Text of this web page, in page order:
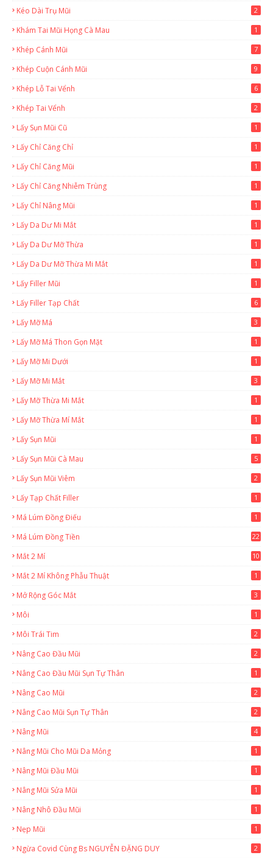
Kéo Dài Trụ Mũi 2
Khám Tai Mũi Họng Cà Mau 1
Khép Cánh Mũi 7
Khép Cuộn Cánh Mũi 9
Khép Lỗ Tai Vểnh 6
Khép Tai Vểnh 2
Lấy Sụn Mũi Cũ 1
Lấy Chỉ Căng Chỉ 1
Lấy Chỉ Căng Mũi 1
Lấy Chỉ Căng Nhiễm Trùng 1
Lấy Chỉ Nâng Mũi 1
Lấy Da Dư Mi Mắt 1
Lấy Da Dư Mỡ Thừa 1
Lấy Da Dư Mỡ Thừa Mi Mắt 1
Lấy Filler Mũi 1
Lấy Filler Tạp Chất 6
Lấy Mỡ Má 3
Lấy Mỡ Má Thon Gọn Mặt 1
Lấy Mỡ Mi Dưới 1
Lấy Mỡ Mi Mắt 3
Lấy Mỡ Thừa Mi Mắt 1
Lấy Mỡ Thừa Mí Mắt 1
Lấy Sụn Mũi 1
Lấy Sụn Mũi Cà Mau 5
Lấy Sụn Mũi Viêm 2
Lấy Tạp Chất Filler 1
Má Lúm Đồng Điếu 1
Má Lúm Đồng Tiền 22
Mắt 2 Mí 10
Mắt 2 Mí Không Phẫu Thuật 1
Mở Rộng Góc Mắt 3
Môi 1
Môi Trái Tim 2
Nâng Cao Đầu Mũi 2
Nâng Cao Đầu Mũi Sụn Tự Thân 1
Nâng Cao Mũi 2
Nâng Cao Mũi Sụn Tự Thân 2
Nâng Mũi 4
Nâng Mũi Cho Mũi Da Mỏng 1
Nâng Mũi Đầu Mũi 1
Nâng Mũi Sửa Mũi 1
Nâng Nhô Đầu Mũi 1
Nẹp Mũi 1
Ngừa Covid Cùng Bs NGUYỄN ĐẶNG DUY 2